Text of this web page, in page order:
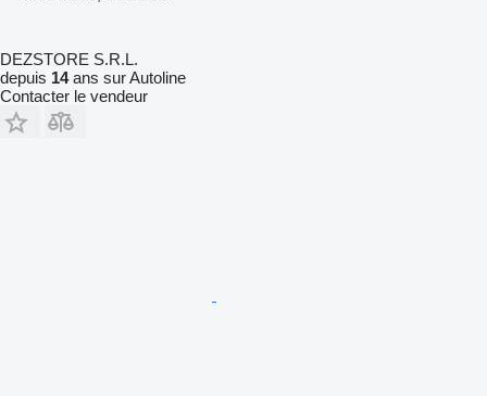
DEZSTORE S.R.L.
depuis 14ans sur Autoline
Contacter le vendeur